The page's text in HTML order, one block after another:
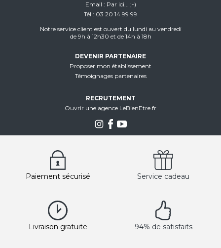
Email
Par ici... ;-)
Tél
03 20 14 99 99
Notre service client est ouvert du lundi au vendredi
de 9h à 12h30 et de 14h à 18h
DEVENIR PARTENAIRE
Proposer mon établissement
Témoignages partenaires
RECRUTEMENT
Ouvrir une agence LeBienEtre.fr
Paiement sécurisé Service cadeau
Livraison gratuite 94% de satisfaits